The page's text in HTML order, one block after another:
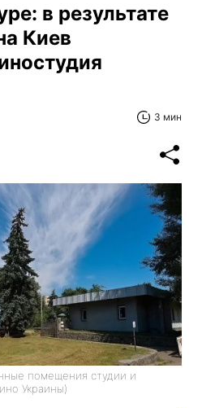
в результате
Киев
3 мин
помещения студии и
Украины)